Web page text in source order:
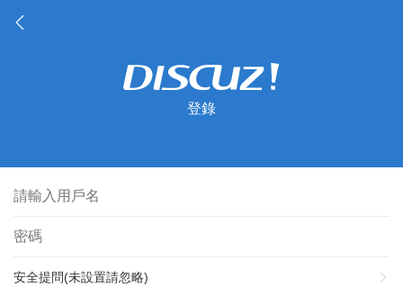
登錄
安全提問(未設置請忽略)